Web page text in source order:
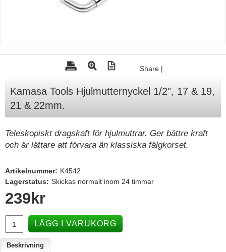
Honda - Utombordare
TK Trailer
Volvo Penta Servicedelar
Yamaha Servicedelar
Garmin
Lowrance
Simrad
B&G
Share |
Kamasa Tools Hjulmutternyckel 1/2", 17 & 19,
21 & 22mm.
Teleskopiskt dragskaft för hjulmuttrar. Ger bättre kraft
och är lättare att förvara än klassiska fälgkorset.
Artikelnummer: K4542
Lagerstatus: Skickas normalt inom 24 timmar
239 kr
LÄGG I VARUKORG
Beskrivning